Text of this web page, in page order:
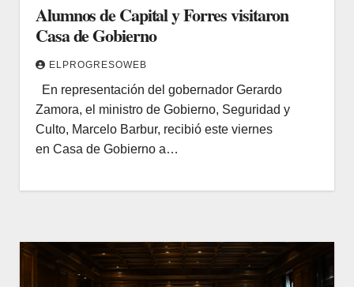
Alumnos de Capital y Forres visitaron
Casa de Gobierno
ELPROGRESOWEB
En representación del gobernador Gerardo
Zamora, el ministro de Gobierno, Seguridad y
Culto, Marcelo Barbur, recibió este viernes
en Casa de Gobierno a…